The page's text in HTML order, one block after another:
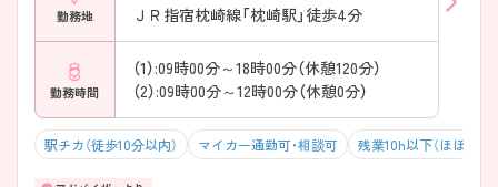
勤務地
ＪＲ指宿枕崎線「枕崎駅」徒歩4分
勤務時間
（1）:09時00分～18時00分（休憩120分）
（2）:09時00分～12時00分（休憩0分）
駅チカ（徒歩10分以内） マイカー通勤可・相談可 残業10h以下（ほぼなし）